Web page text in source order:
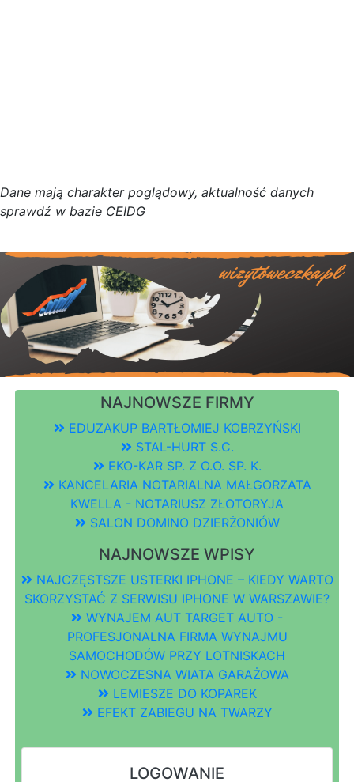
Dane mają charakter poglądowy, aktualność danych
sprawdź w bazie CEIDG
NAJNOWSZE FIRMY
EDUZAKUP BARTŁOMIEJ KOBRZYŃSKI
STAL-HURT S.C.
EKO-KAR SP. Z O.O. SP. K.
KANCELARIA NOTARIALNA MAŁGORZATA
KWELLA - NOTARIUSZ ZŁOTORYJA
SALON DOMINO DZIERŻONIÓW
NAJNOWSZE WPISY
NAJCZĘSTSZE USTERKI IPHONE – KIEDY WARTO
SKORZYSTAĆ Z SERWISU IPHONE W WARSZAWIE?
WYNAJEM AUT TARGET AUTO -
PROFESJONALNA FIRMA WYNAJMU
SAMOCHODÓW PRZY LOTNISKACH
NOWOCZESNA WIATA GARAŻOWA
LEMIESZE DO KOPAREK
EFEKT ZABIEGU NA TWARZY
LOGOWANIE